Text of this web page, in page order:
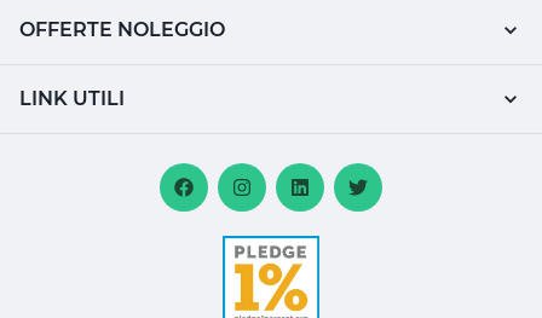
OFFERTE NOLEGGIO
LINK UTILI